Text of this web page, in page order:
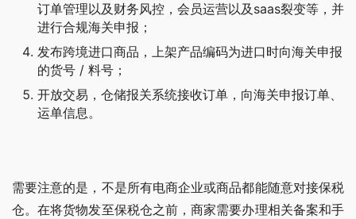
订单管理以及财务风控，会员运营以及saas裂变等，并
进行合规海关申报；
发布跨境进口商品，上架产品编码为进口时向海关申报
的货号 / 料号；
开放交易，仓储报关系统接收订单，向海关申报订单、
运单信息。
需要注意的是，不是所有电商企业或商品都能随意对接保税
仓。在将货物发至保税仓之前，商家需要办理相关备案和手